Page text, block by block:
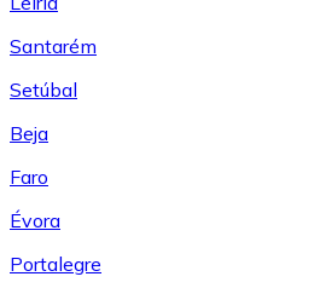
Santarém
Setúbal
Beja
Faro
Évora
Portalegre